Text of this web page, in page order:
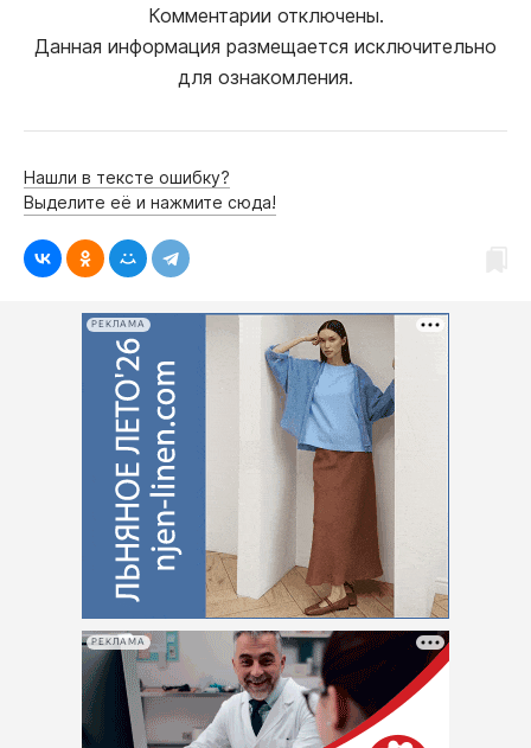
Комментарии отключены.
Данная информация размещается исключительно
для ознакомления.
Нашли в тексте ошибку?
Выделите её и нажмите сюда!
РЕКЛАМА
РЕКЛАМА